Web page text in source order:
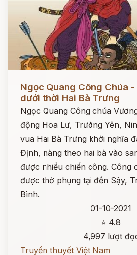
Ngọc Quang Công Chúa
dưới thời Hai Bà Trưng
Ngọc Quang Công chúa
động Hoa Lư, Trường Yên,
vua Hai Bà Trưng khởi nghĩa
Định, nàng theo hai bà vào
được nhiều chiến công. Công
được thờ phụng tại đền Sậy,
Bình.
01-10-2021
⭐ 4.8
4,997 lượt
Truyền thuyết Việt Nam